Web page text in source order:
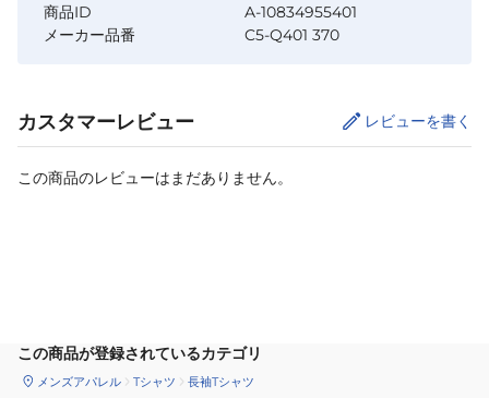
商品ID
A-10834955401
メーカー品番
C5-Q401 370
カスタマーレビュー レビューを書く
この商品のレビューはまだありません。
この商品が登録されているカテゴリ
メンズアパレル Tシャツ 長袖Tシャツ